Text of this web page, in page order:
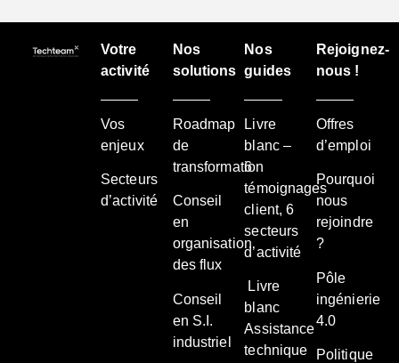
Votre
activité
Vos
enjeux
Secteurs
d’activité
Nos
solutions
Roadmap
de
transformation
Conseil
en
organisation
des flux
Conseil
en S.I.
industriel
Nos
guides
Livre
blanc –
6
témoignages
client, 6
secteurs
d’activité
Livre
blanc
Assistance
technique
Rejoignez-
nous !
Offres
d’emploi
Pourquoi
nous
rejoindre
?
Pôle
ingénierie
4.0
Politique